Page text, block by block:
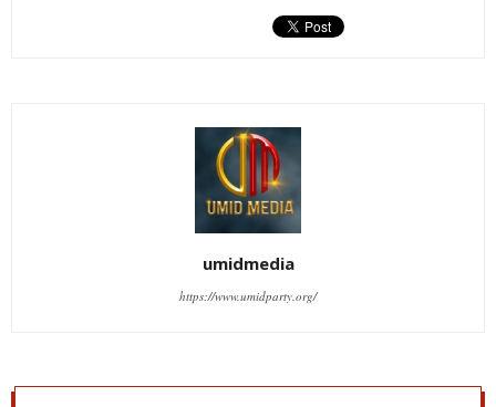
umidmedia
https://www.umidparty.org/